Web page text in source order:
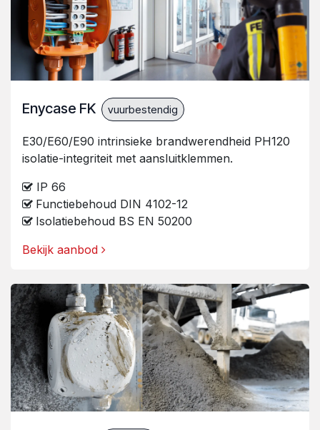
Enycase FK vuurbestendig
E30/E60/E90 intrinsieke brandwerendheid PH120
isolatie-integriteit met aansluitklemmen.
IP 66
Functiebehoud DIN 4102-12
Isolatiebehoud BS EN 50200
Bekijk aanbod